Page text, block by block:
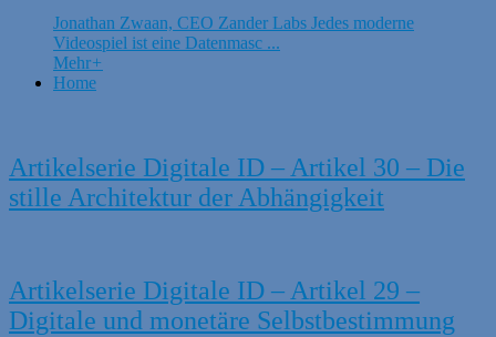
Jonathan Zwaan, CEO Zander Labs Jedes moderne
Videospiel ist eine Datenmasc ...
Mehr+
Home
Artikelserie Digitale ID – Artikel 30 – Die
stille Architektur der Abhängigkeit
Artikelserie Digitale ID – Artikel 29 –
Digitale und monetäre Selbstbestimmung